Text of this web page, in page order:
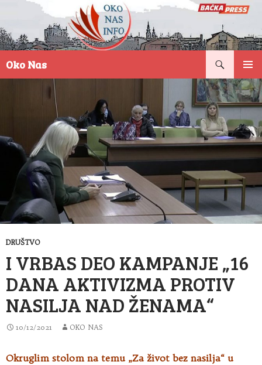
Oko Nas
DRUŠTVO
I VRBAS DEO KAMPANJE „16
DANA AKTIVIZMA PROTIV
NASILJA NAD ŽENAMA“
10/12/2021 OKO NAS
Okruglim stolom na temu „Za život bez nasilja“ u